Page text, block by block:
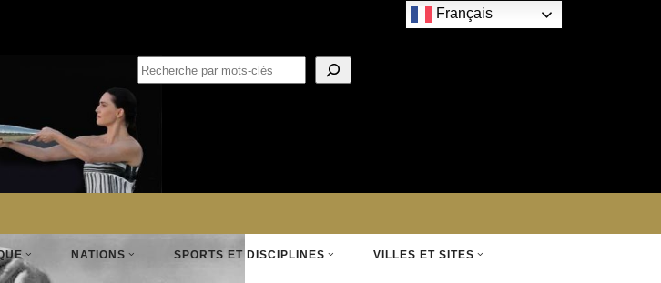
NATIONS SPORTS ET DISCIPLINES VILLES ET SITES
Français